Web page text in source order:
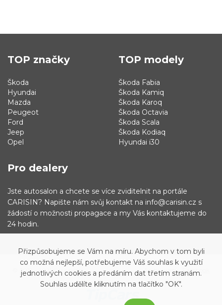
TOP značky
Škoda
Hyundai
Mazda
Peugeot
Ford
Jeep
Opel
TOP modely
Škoda Fabia
Škoda Kamiq
Škoda Karoq
Škoda Octavia
Škoda Scala
Škoda Kodiaq
Hyundai i30
Pro dealery
Jste autosalon a chcete se více zviditelnit na portále
CARISIN? Napište nám svůj kontakt na info@carisin.cz s
žádostí o možnosti propagace a my Vás kontaktujeme do
24 hodin.
© 2019 - 2021 Carisin.cz Archiv vozů Facebook
Přizpůsobujeme se Vám na míru. Abychom v tom byli
co možná nejlepší, potřebujeme Váš souhlas k využití
jednotlivých cookies a předáním dat třetím stranám.
Souhlas udělíte kliknutím na tlačítko "OK".